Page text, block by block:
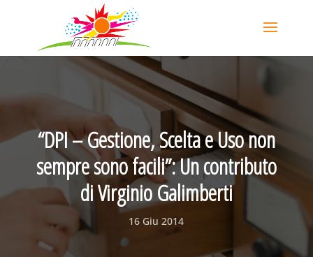
“DPI – Gestione, Scelta e Uso non
sempre sono facili”: Un contributo
di Virginio Galimberti
16 Giu 2014